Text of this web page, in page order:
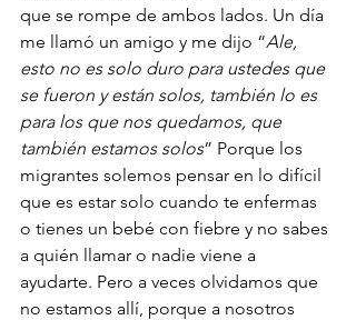
que se rompe de ambos lados. Un día
me llamó un amigo y me dijo “Ale,
esto no es solo duro para ustedes que
se fueron y están solos, también lo es
para los que nos quedamos, que
también estamos solos” Porque los
migrantes solemos pensar en lo difícil
que es estar solo cuando te enfermas
o tienes un bebé con fiebre y no sabes
a quién llamar o nadie viene a
ayudarte. Pero a veces olvidamos que
no estamos allí, porque a nosotros